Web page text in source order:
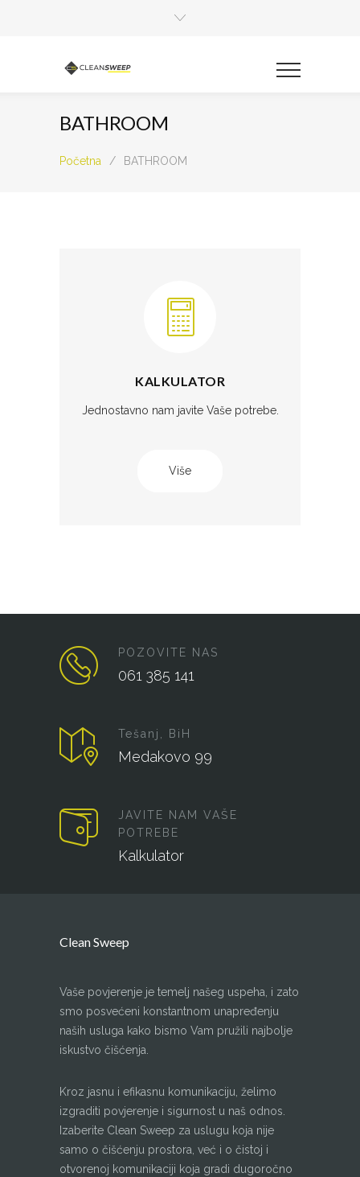
BATHROOM
Početna / BATHROOM
KALKULATOR
Jednostavno nam javite Vaše potrebe.
Više
POZOVITE NAS
061 385 141
Tešanj, BiH
Medakovo 99
JAVITE NAM VAŠE
POTREBE
Kalkulator
Clean Sweep
Vaše povjerenje je temelj našeg uspeha, i zato
smo posvećeni konstantnom unapređenju
naših usluga kako bismo Vam pružili najbolje
iskustvo čišćenja.
Kroz jasnu i efikasnu komunikaciju, želimo
izgraditi povjerenje i sigurnost u naš odnos.
Izaberite Clean Sweep za uslugu koja nije
samo o čišćenju prostora, već i o čistoj i
otvorenoj komunikaciji koja gradi dugoročno